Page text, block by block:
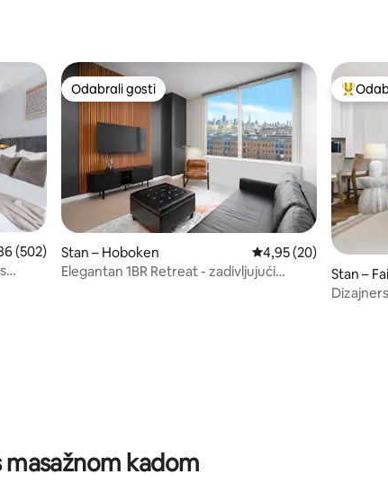
ocjena: 4,86/5, recenzija: 502
(502)
Odabrali gosti
Odabrali gosti
Stan – Hoboken Prosječna ocjena:
4,95 (20)
Elegantan 1BR Retreat - zadivljujući
Među
Stan –
masažnom kadom